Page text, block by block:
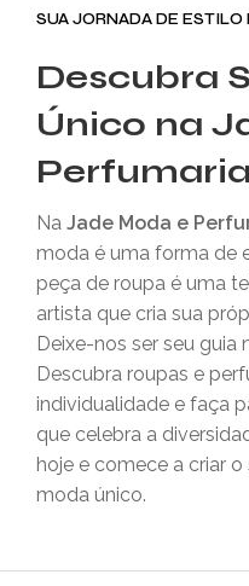
SUA JORNADA DE
Descubra
Único na
Perfumaria
Na Jade Moda e
moda é uma forma de
peça de roupa é uma
artista que cria sua
Deixe-nos ser seu guia
Descubra roupas e
individualidade e faça
que celebra a
hoje e comece a criar
moda único.